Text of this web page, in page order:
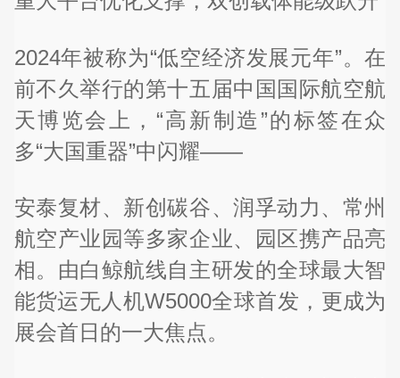
2024年被称为“低空经济发展元年”。在
前不久举行的第十五届中国国际航空航
天博览会上，“高新制造”的标签在众
多“大国重器”中闪耀——
安泰复材、新创碳谷、润孚动力、常州
航空产业园等多家企业、园区携产品亮
相。由白鲸航线自主研发的全球最大智
能货运无人机W5000全球首发，更成为
展会首日的一大焦点。